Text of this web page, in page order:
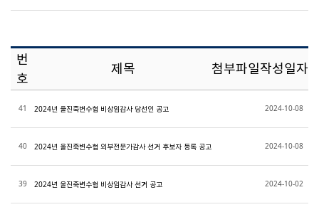
번
호
제목 첨부파일작성일자
41 2024년 울진죽변수협 비상임감사 당선인 공고 2024-10-08
40 2024년 울진죽변수협 외부전문가감사 선거 후보자 등록 공고 2024-10-08
39 2024년 울진죽변수협 비상임감사 선거 공고 2024-10-02